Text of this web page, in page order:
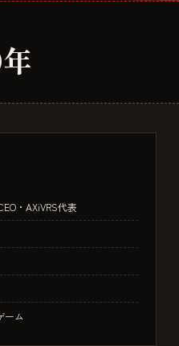
・AXiVRS代表
ーム